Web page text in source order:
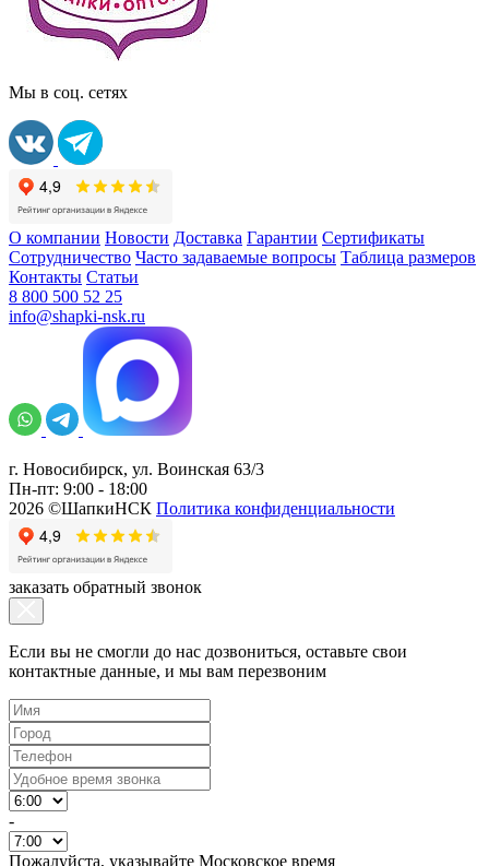
Мы в соц. сетях
О компании Новости Доставка Гарантии Сертификаты
Сотрудничество Часто задаваемые вопросы Таблица размеров
Контакты Статьи
8 800 500 52 25
info@shapki-nsk.ru
г. Новосибирск, ул. Воинская 63/3
Пн-пт: 9:00 - 18:00
2026 ©ШапкиНСК Политика конфиденциальности
заказать обратный звонок
Если вы не смогли до нас дозвониться, оставьте свои
контактные данные, и мы вам перезвоним
-
Пожалуйста, указывайте Московское время